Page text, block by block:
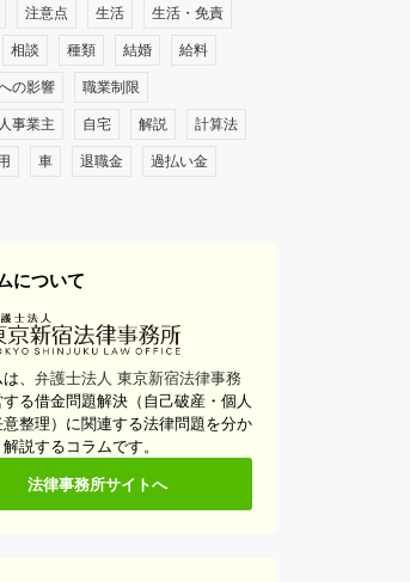
注意点 生活 生活・免責
相談 種類 結婚 給料
の影響 職業制限
事業主 自宅 解説 計算法
車 退職金 過払い金
について
、 弁護士法人 東京新宿法律事務
る借金問題解決（自己破産・個人
整理）に関連する法律問題を分か
説するコラムです。
法律事務所サイトへ